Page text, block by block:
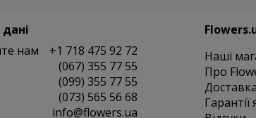
нам
+1 718 475 92 72
(067) 355 77 55
(099) 355 77 55
(073) 565 56 68
info@flowers.ua
Наші
Про
Гарантії